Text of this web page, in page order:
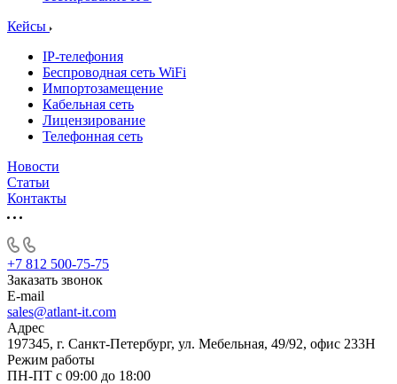
Кейсы
IP-телефония
Беспроводная сеть WiFi
Импортозамещение
Кабельная сеть
Лицензирование
Телефонная сеть
Новости
Статьи
Контакты
+7 812 500-75-75
Заказать звонок
E-mail
sales@atlant-it.com
Адрес
197345, г. Санкт-Петербург, ул. Мебельная, 49/92, офис 233Н
Режим работы
ПН-ПТ с 09:00 до 18:00